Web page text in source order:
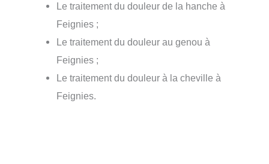
Le traitement du douleur de la hanche à
Feignies ;
Le traitement du douleur au genou à
Feignies ;
Le traitement du douleur à la cheville à
Feignies.